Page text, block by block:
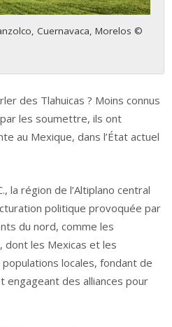
Cuernavaca, Morelos ©
des Tlahuicas ? Moins connus
les soumettre, ils ont
au Mexique, dans l’État actuel
la région de l’Altiplano central
politique provoquée par
du nord, comme les
dont les Mexicas et les
locales, fondant de
engageant des alliances pour